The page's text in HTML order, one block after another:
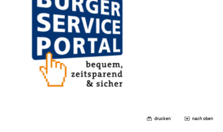
drucken nach oben